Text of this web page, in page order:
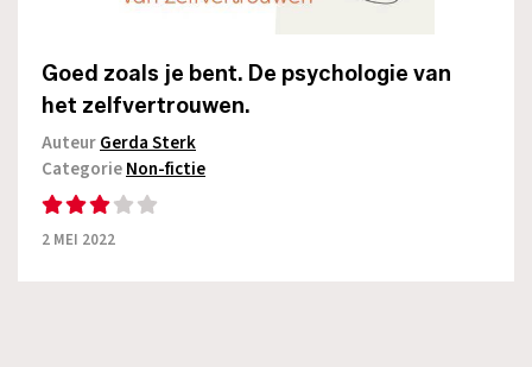
Goed zoals je bent. De psychologie van
het zelfvertrouwen.
AuteurGerda Sterk
CategorieNon-fictie
2 MEI 2022